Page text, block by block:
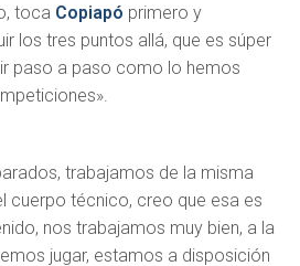
toca Copiapó primero y
los tres puntos allá, que es súper
paso a paso como lo hemos
trabajamos de la misma
cuerpo técnico, creo que esa es
nos trabajamos muy bien, a la
jugar, estamos a disposición